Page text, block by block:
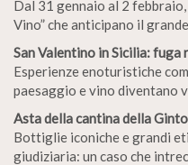
Dal 31 gennaio al 2
Vino” che anticipano il
San Valentino in Sicilia: fuga
Esperienze enoturistiche
paesaggio e vino diventano
Asta della cantina della
Bottiglie iconiche e grandi
giudiziaria: un caso che